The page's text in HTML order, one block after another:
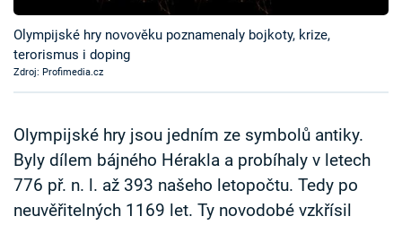
Sledujte prima+
Přihlášení
Sledujte nás
Olympijské hry novověku poznamenaly bojkoty, krize,
terorismus i doping
Zdroj: Profimedia.cz
Olympijské hry jsou jedním ze symbolů antiky.
Byly dílem bájného Hérakla a probíhaly v letech
776 př. n. l. až 393 našeho letopočtu. Tedy po
neuvěřitelných 1169 let. Ty novodobé vzkřísil